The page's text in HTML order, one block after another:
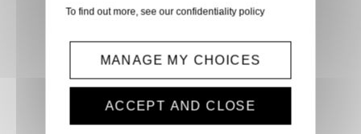
Paiement CB, virement,
Paypal, ...
Service client
To find out more, see ourconfidentiality policy
MANAGE MY CHOICES
ACCEPT AND CLOSE